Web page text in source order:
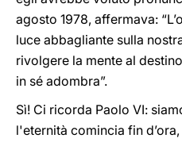
agosto 1978, affermava:
luce abbagliante sulla
rivolgere la mente al
in sé adombra”.
Sì! Ci ricorda Paolo VI:
l'eternità comincia fin